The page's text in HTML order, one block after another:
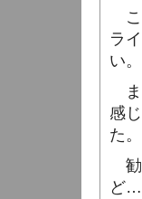
こ
ラ
い
ま
感
た。
勧
ど